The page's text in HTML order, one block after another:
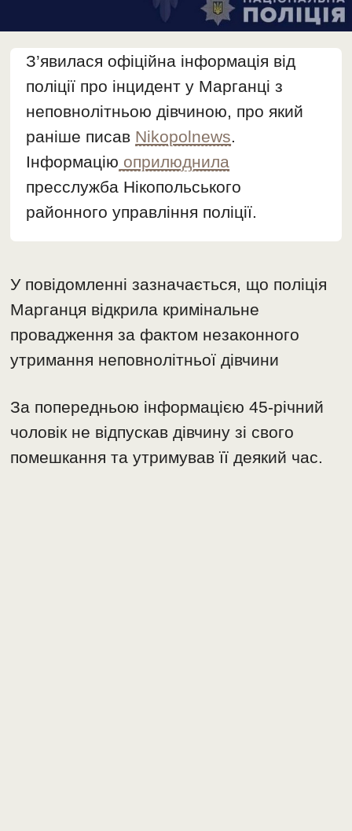
З’явилася офіційна інформація від
поліції про інцидент у Марганці з
неповнолітньою дівчиною, про який
раніше писав Nikopolnews.
Інформацію оприлюднила
пресслужба Нікопольського
районного управління поліції.
У повідомленні зазначається, що поліція
Марганця відкрила кримінальне
провадження за фактом незаконного
утримання неповнолітньої дівчини
За попередньою інформацією 45-річний
чоловік не відпускав дівчину зі свого
помешкання та утримував її деякий час.